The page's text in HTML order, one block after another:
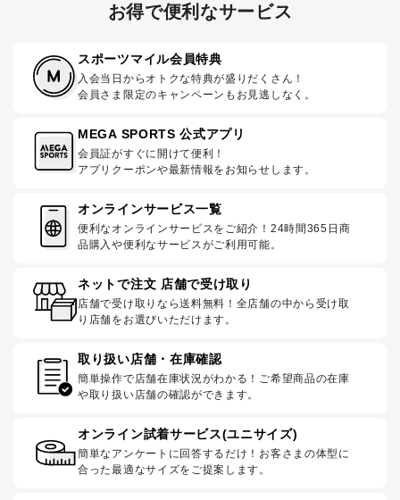
お得で便利なサービス
スポーツマイル会員特典
入会当日からオトクな特典が盛りだくさん！
会員さま限定のキャンペーンもお見逃しなく。
MEGA SPORTS 公式アプリ
会員証がすぐに開けて便利！
アプリクーポンや最新情報をお知らせします。
オンラインサービス一覧
便利なオンラインサービスをご紹介！24時間365日商
品購入や便利なサービスがご利用可能。
ネットで注文 店舗で受け取り
店舗で受け取りなら送料無料！全店舗の中から受け取
り店舗をお選びいただけます。
取り扱い店舗・在庫確認
簡単操作で店舗在庫状況がわかる！ご希望商品の在庫
や取り扱い店舗の確認ができます。
オンライン試着サービス(ユニサイズ)
簡単なアンケートに回答するだけ！お客さまの体型に
合った最適なサイズをご提案します。